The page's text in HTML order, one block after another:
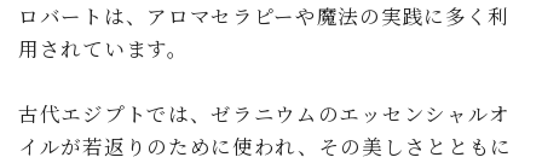
ロバートは、アロマセラピーや魔法の実践に多く利
用されています。
古代エジプトでは、ゼラニウムのエッセンシャルオ
イルが若返りのために使われ、その美しさとともに